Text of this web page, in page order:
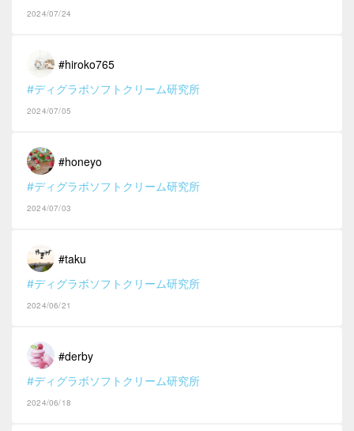
2024/07/24
#hiroko765
#ディグラボソフトクリーム研究所
2024/07/05
#honeyo
#ディグラボソフトクリーム研究所
2024/07/03
#taku
#ディグラボソフトクリーム研究所
2024/06/21
#derby
#ディグラボソフトクリーム研究所
2024/06/18